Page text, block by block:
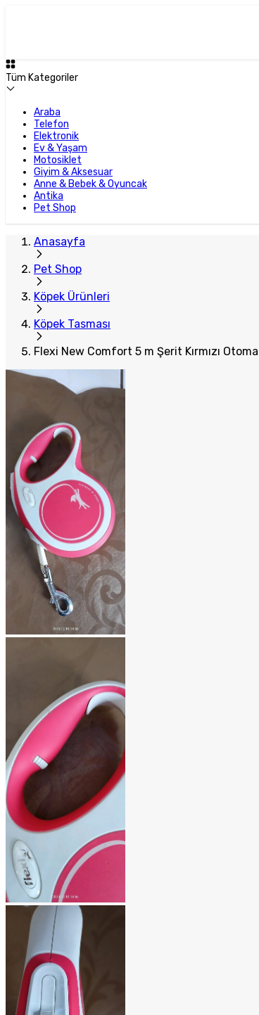
Tüm Kategoriler
Araba
Telefon
Elektronik
Ev & Yaşam
Motosiklet
Giyim & Aksesuar
Anne & Bebek & Oyuncak
Antika
Pet Shop
Anasayfa
Pet Shop
Köpek Ürünleri
Köpek Tasması
Flexi New Comfort 5 m Şerit Kırmızı